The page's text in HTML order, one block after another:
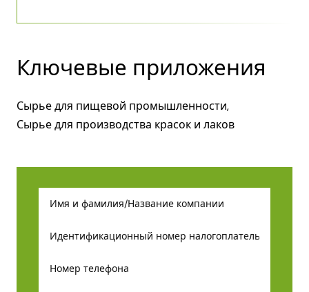
Ключевые приложения
Сырье для пищевой промышленности,
Сырье для производства красок и лаков